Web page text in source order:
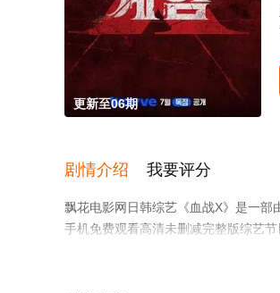
更新至06期
剧情介绍 我要评分
飘花电影网日韩综艺《血战X》是一部
手机免费观看高清未删减完整版综艺